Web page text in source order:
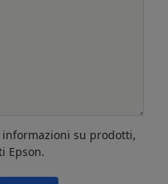
su prodotti,
Epson.